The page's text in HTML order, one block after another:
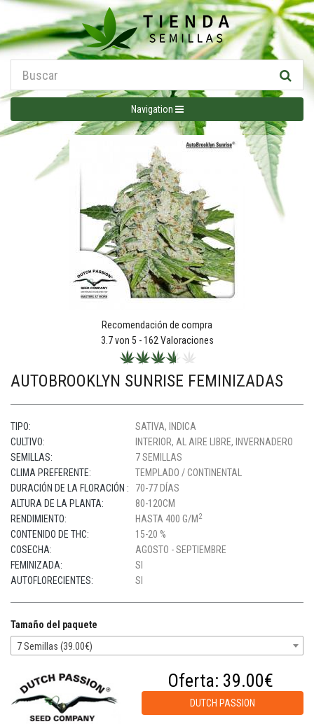
Navigation
Recomendación de compra
3.7von 5 -162 Valoraciones
AUTOBROOKLYN SUNRISE FEMINIZADAS
TIPO:
SATIVA, INDICA
CULTIVO:
INTERIOR, AL AIRE LIBRE, INVERNADERO
SEMILLAS:
7 SEMILLAS
CLIMA PREFERENTE:
TEMPLADO / CONTINENTAL
DURACIÓN DE LA FLORACIÓN :
70-77 DÍAS
ALTURA DE LA PLANTA:
80-120CM
RENDIMIENTO:
HASTA 400 G/M 2
CONTENIDO DE THC:
15-20 %
COSECHA:
AGOSTO - SEPTIEMBRE
FEMINIZADA:
SI
AUTOFLORECIENTES:
SI
Tamaño del paquete
7 Semillas (39.00€)
Oferta: 39.00€
DUTCH PASSION